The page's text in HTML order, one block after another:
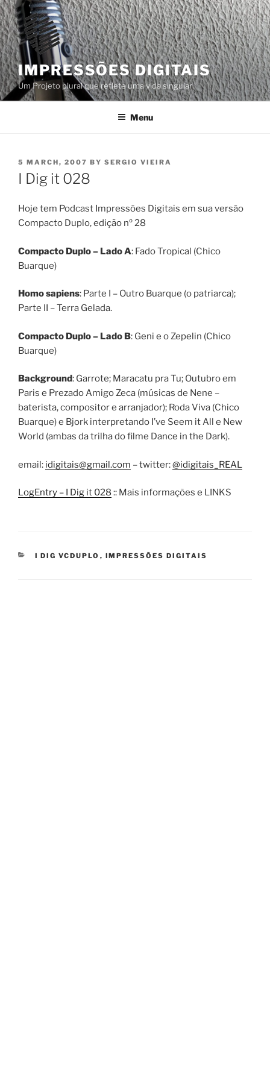
Skip
to
content
IMPRESSÕES DIGITAIS
Um Projeto plural que reflete uma vida singular
Menu
POSTED
ON
5 MARCH, 2007 BY SERGIO VIEIRA
I Dig it 028
Hoje tem Podcast Impressões Digitais em sua versão
Compacto Duplo, edição nº 28
Compacto Duplo – Lado A: Fado Tropical (Chico
Buarque)
Homo sapiens: Parte I – Outro Buarque (o patriarca);
Parte II – Terra Gelada.
Compacto Duplo – Lado B: Geni e o Zepelin (Chico
Buarque)
Background: Garrote; Maracatu pra Tu; Outubro em
Paris e Prezado Amigo Zeca (músicas de Nene –
baterista, compositor e arranjador); Roda Viva (Chico
Buarque) e Bjork interpretando I’ve Seem it All e New
World (ambas da trilha do filme Dance in the Dark).
email: idigitais@gmail.com – twitter:@idigitais_REAL
LogEntry – I Dig it 028 :: Mais informações e LINKS
CATEGORIES
I DIG VCDUPLO , IMPRESSÕES DIGITAIS